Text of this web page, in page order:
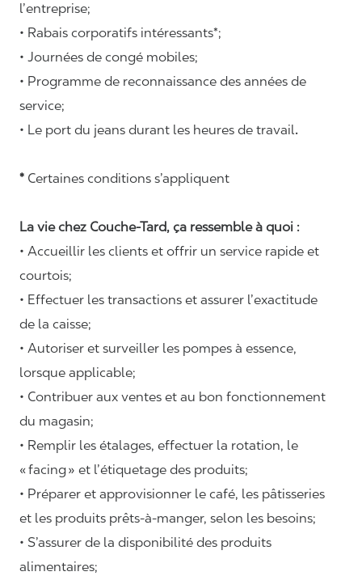
l’entreprise;
• Rabais corporatifs intéressants*;
• Journées de congé mobiles;
• Programme de reconnaissance des années de
service;
• Le port du jeans durant les heures de travail.
* Certaines conditions s’appliquent
La vie chez Couche-Tard, ça ressemble à quoi :
• Accueillir les clients et offrir un service rapide et
courtois;
• Effectuer les transactions et assurer l’exactitude
de la caisse;
• Autoriser et surveiller les pompes à essence,
lorsque applicable;
• Contribuer aux ventes et au bon fonctionnement
du magasin;
• Remplir les étalages, effectuer la rotation, le
«facing» et l’étiquetage des produits;
• Préparer et approvisionner le café, les pâtisseries
et les produits prêts-à-manger, selon les besoins;
• S’assurer de la disponibilité des produits
alimentaires;